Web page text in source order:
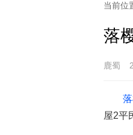
当前位
落
鹿蜀
屋2平